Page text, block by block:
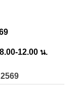
12.00 น.